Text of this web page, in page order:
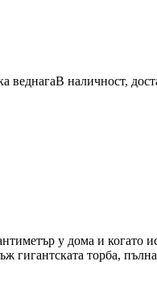
веднагаВ наличност,
у дома и когато
гигантската торба,